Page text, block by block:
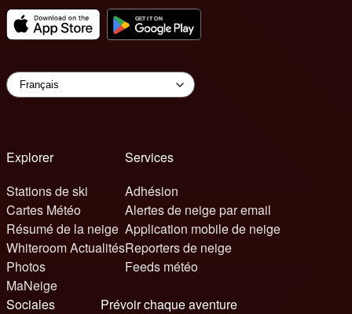
Explorer
Stations de ski
Cartes Météo
Résumé de la neige
Whiteroom Actualités
Photos
MaNeige
Services
Adhésion
Alertes de neige par email
Application mobile de neige
Reporters de neige
Feeds météo
Sociales
Prévoir chaque aventure